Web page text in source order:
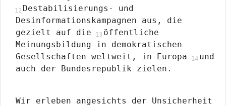
Destabilisierungs- und
Desinformationskampagnen aus, die
gezielt auf die
öffentliche
Meinungsbildung in demokratischen
Gesellschaften weltweit, in Europa
und
auch der Bundesrepublik zielen.
Wir erleben angesichts der Unsicherheit